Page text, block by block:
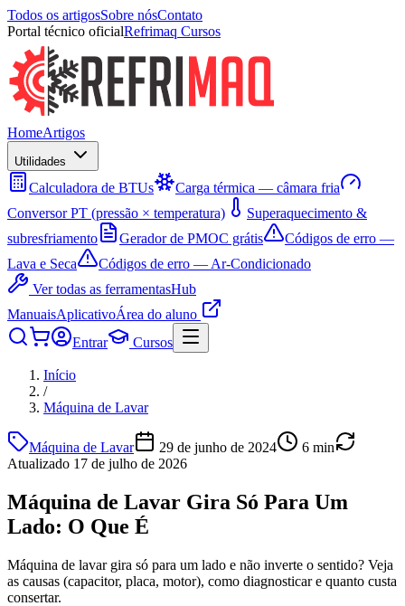
Todos os artigosSobre nósContato
Portal técnico oficialRefrimaq Cursos
HomeArtigos
Utilidades
Calculadora de BTUs
Carga térmica — câmara fria
Conversor PT (pressão × temperatura)
Superaquecimento &
subresfriamento
Gerador de PMOC grátis
Códigos de erro —
Lava e Seca
Códigos de erro — Ar-Condicionado
Ver todas as ferramentasHub
ManuaisAplicativoÁrea do aluno
Entrar
Cursos
Início
/
Máquina de Lavar
Máquina de Lavar 29 de junho de 2024 6 min
Atualizado 17 de julho de 2026
Máquina de Lavar Gira Só Para Um
Lado: O Que É
Máquina de lavar gira só para um lado e não inverte o sentido? Veja
as causas (capacitor, placa, motor), como diagnosticar e quanto custa
consertar.